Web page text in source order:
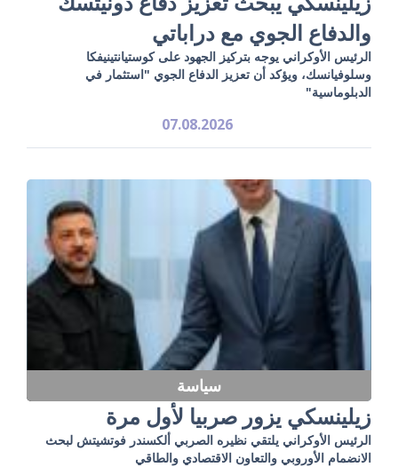
والدفاع الجوي مع دراباتي
الرئيس الأوكراني يوجه بتركيز الجهود على كوستيانتينيفكا
وسلوفيانسك، ويؤكد أن تعزيز الدفاع الجوي "استثمار في
الدبلوماسية"
07.08.2026
سياسة
زيلينسكي يزور صربيا لأول مرة
الرئيس الأوكراني يلتقي نظيره الصربي ألكسندر فوتشيتش لبحث
الانضمام الأوروبي والتعاون الاقتصادي والطاقي